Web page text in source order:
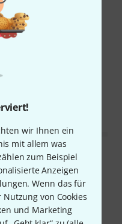
wir Ihnen ein
mit allem was
zum Beispiel
Anzeigen
Wenn das für
von Cookies
und Marketing